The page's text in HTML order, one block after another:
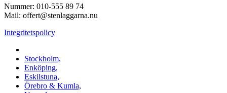
Nummer: 010-555 89 74
Mail: offert@stenlaggarna.nu
Integritetspolicy
Stockholm,
Enköping,
Eskilstuna,
Örebro & Kumla,